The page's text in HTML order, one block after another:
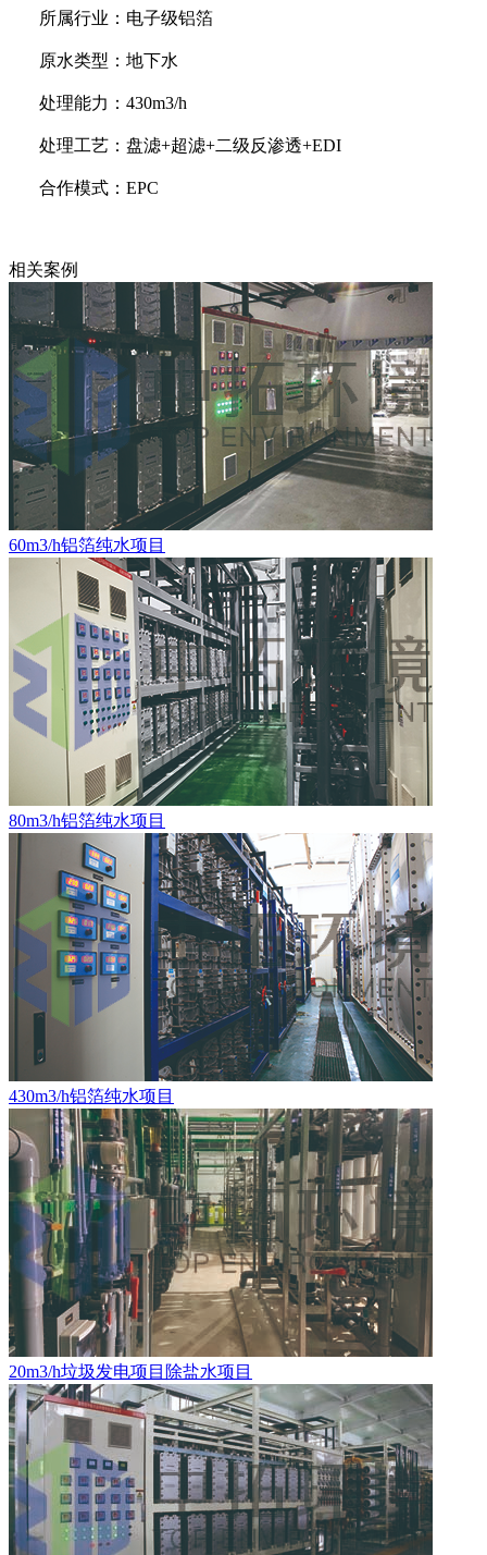
所属行业：电子级铝箔
原水类型：地下水
处理能力：430m3/h
处理工艺：盘滤+超滤+二级反渗透+EDI
合作模式：EPC
相关案例
60m3/h铝箔纯水项目
80m3/h铝箔纯水项目
430m3/h铝箔纯水项目
20m3/h垃圾发电项目除盐水项目